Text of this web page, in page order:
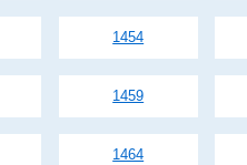
1454
1459
1464